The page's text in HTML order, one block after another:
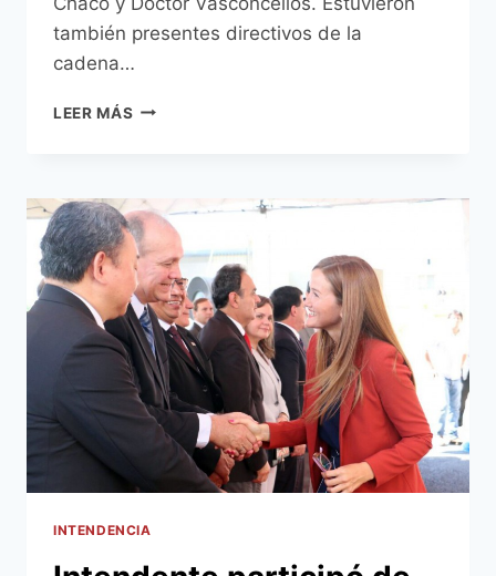
también presentes directivos de la
cadena…
LEER MÁS DAZZLER
INAUGURADO
EN
EJE
CORPORATIVO
INTENDENCIA